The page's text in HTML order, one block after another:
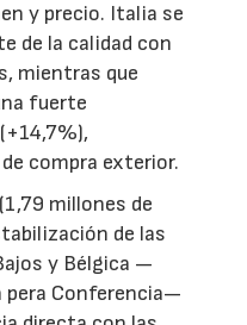
y precio. Italia se
de la calidad con
mientras que
fuerte
compra exterior.
millones de
de las
y Bélgica —
pera Conferencia—